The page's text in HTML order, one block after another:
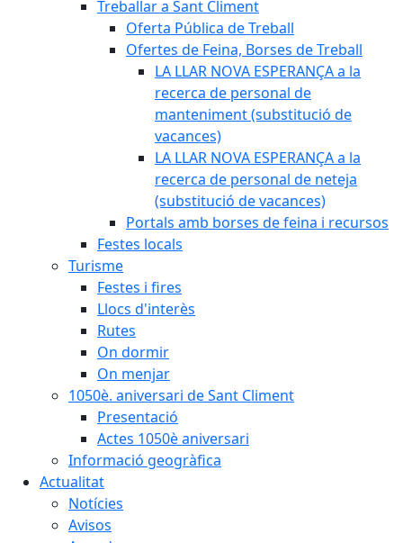
Treballar a Sant Climent
Oferta Pública de Treball
Ofertes de Feina, Borses de Treball
LA LLAR NOVA ESPERANÇA a la
recerca de personal de
manteniment (substitució de
vacances)
LA LLAR NOVA ESPERANÇA a la
recerca de personal de neteja
(substitució de vacances)
Portals amb borses de feina i recursos
Festes locals
Turisme
Festes i fires
Llocs d'interès
Rutes
On dormir
On menjar
1050è. aniversari de Sant Climent
Presentació
Actes 1050è aniversari
Informació geogràfica
Actualitat
Notícies
Avisos